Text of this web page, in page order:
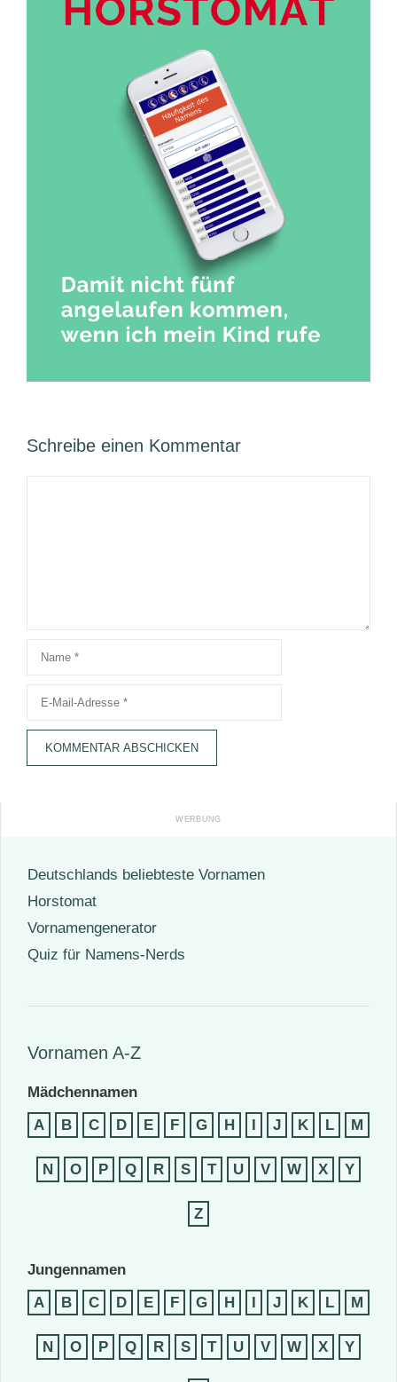
Schreibe einen Kommentar
Name
Adresse
Deutschlands beliebteste Vornamen
Horstomat
Vornamengenerator
Quiz für Namens-Nerds
Vornamen A-Z
Mädchennamen
A
B C D E F G H I J K L M
N O P Q R S T U V W X Y
Z
Jungennamen
A
B C D E F G H I J K L M
N O P Q R S T U V W X Y